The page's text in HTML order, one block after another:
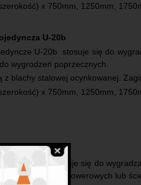
x 750mm, 1250mm,
U-20b
U-20b stosuje się do
wygrodzeń poprzecznych.
z blachy stalowej ocynkowanej.
x 750mm, 1250mm,
U-20c
U-20c stosuje się do
pieszych, pieszo-rowerowych lub